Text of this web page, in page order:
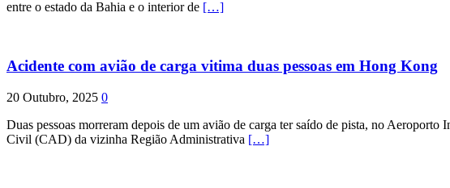
entre o estado da Bahia e o interior de […]
Acidente com avião de carga vitima duas pessoas em Hong Kong
20 Outubro, 2025 0
Duas pessoas morreram depois de um avião de carga ter saído de pista, no
Civil (CAD) da vizinha Região Administrativa […]